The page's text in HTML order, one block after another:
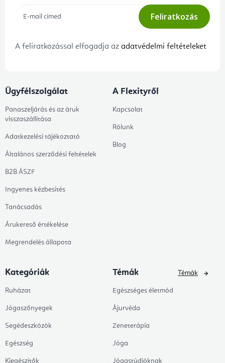
Feliratkozás
A feliratkozással elfogadja az adatvédelmi feltételeket
Ügyfélszolgálat
Panaszeljárás és az áruk
visszaszállítása
Adatkezelési tájékoztató
Általános szerződési feltételek
B2B ÁSZF
Ingyenes kézbesítés
Tanácsadás
Árukereső értékelése
Megrendelés állapota
A Flexityről
Kapcsolat
Rólunk
Blog
Kategóriák
Ruházat
Jógaszőnyegek
Segédeszközök
Egészség
Kiegészítők
Témák
Egészséges életmód
Ájurvéda
Zeneterápia
Jóga
Jógastúdióknak
Témák